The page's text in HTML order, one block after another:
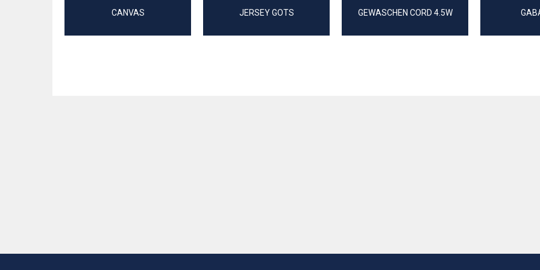
CANVAS JERSEY GOTS GEWASCHEN CORD 4.5W